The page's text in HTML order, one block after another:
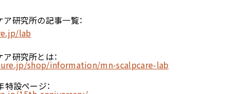
研究所の記事一覧：
lab
研究所とは：
shop/information/mn-scalpcare-lab
設ページ：